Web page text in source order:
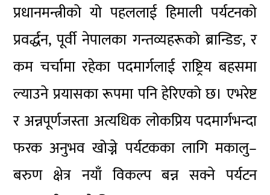
प्रधानमन्त्रीको यो पहललाई हिमाली पर्यटनको
प्रवर्द्धन, पूर्वी नेपालका गन्तव्यहरूको ब्रान्डिङ, र
कम चर्चामा रहेका पदमार्गलाई राष्ट्रिय बहसमा
ल्याउने प्रयासका रूपमा पनि हेरिएको छ। एभरेष्ट
र अन्नपूर्णजस्ता अत्यधिक लोकप्रिय पदमार्गभन्दा
फरक अनुभव खोज्ने पर्यटकका लागि मकालु–
बरुण क्षेत्र नयाँ विकल्प बन्न सक्ने पर्यटन